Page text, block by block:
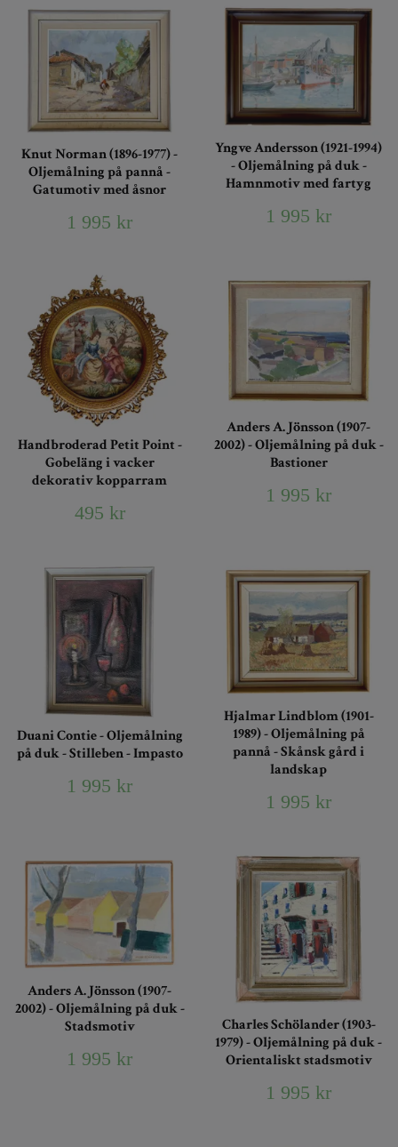
Knut Norman (1896-1977) -
Oljemålning på pannå -
Gatumotiv med åsnor
1 995 kr
Yngve Andersson (1921-1994)
- Oljemålning på duk -
Hamnmotiv med fartyg
1 995 kr
Handbroderad Petit Point -
Gobeläng i vacker
dekorativ kopparram
495 kr
Anders A. Jönsson (1907-
2002) - Oljemålning på duk -
Bastioner
1 995 kr
Duani Contie - Oljemålning
på duk - Stilleben - Impasto
1 995 kr
Hjalmar Lindblom (1901-
1989) - Oljemålning på
pannå - Skånsk gård i
landskap
1 995 kr
Anders A. Jönsson (1907-
2002) - Oljemålning på duk -
Stadsmotiv
1 995 kr
Charles Schölander (1903-
1979) - Oljemålning på duk -
Orientaliskt stadsmotiv
1 995 kr